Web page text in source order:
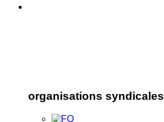
organisations syndicales